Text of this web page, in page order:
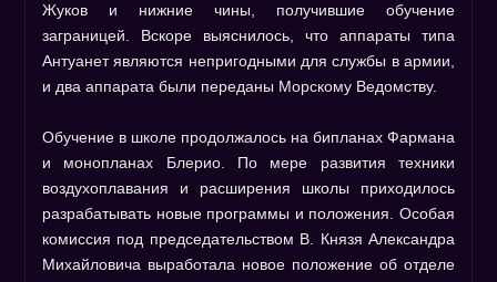
Жуков и нижние чины, получившие обучение
заграницей. Вскоре выяснилось, что аппараты типа
Антуанет являются непригодными для службы в армии,
и два аппарата были переданы Морскому Ведомству.
Обучение в школе продолжалось на бипланах Фармана
и монопланах Блерио. По мере развития техники
воздухоплавания и расширения школы приходилось
разрабатывать новые программы и положения. Особая
комиссия под председательством В. Князя Александра
Михайловича выработала новое положение об отделе